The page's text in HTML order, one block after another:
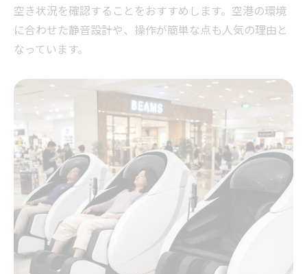
空き状況を確認することをおすすめします。空港の環境
に合わせた静音設計や、操作が簡単な点も人気の理由と
なっています。